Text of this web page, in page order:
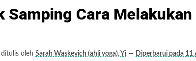
Cara Melakukan
oleh Sarah Waskevich (ahli yoga), Yi — Diperbarui pada 11